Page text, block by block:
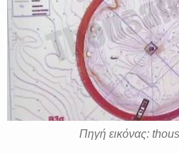
Πηγή εικόνας: